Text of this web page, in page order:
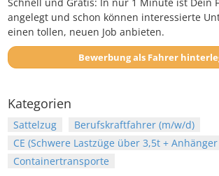
angelegt und schon können interessierte
einen tollen, neuen Job anbieten.
Bewerbung als Fahrer
Kategorien
Sattelzug
Berufskraftfahrer (m/w/d)
CE (Schwere Lastzüge über 3,5t +
Containertransporte